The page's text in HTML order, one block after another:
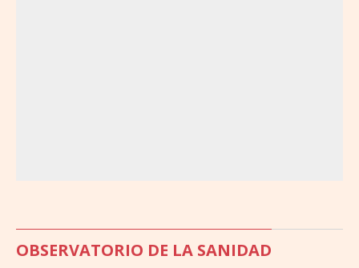
OBSERVATORIO DE LA SANIDAD